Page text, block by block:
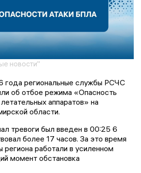
новости"
года региональные службы РСЧС
об отбое режима «Опасность
аппаратов» на
области.
тревоги был введен в 00:25 6
более 17 часов. За это время
работали в усиленном
момент обстановка